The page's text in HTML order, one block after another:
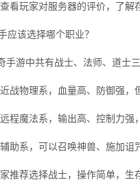
看玩家对服务器的评价，了解
应该选择哪个职业？
手游中共有战士、法师、道士
战物理系，血量高、防御强，
程魔法系，输出高、控制力强
助系，可以召唤神兽、施加诅
推荐选择战士，操作简单，生